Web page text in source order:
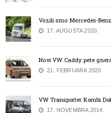
Vozili smo: Mercedes-
17. AUGUSTA 2020.
Novi VW Caddy pete
21. FEBRUARA 2020.
VW Transporter Kombi
17. NOVEMBRA 2014.